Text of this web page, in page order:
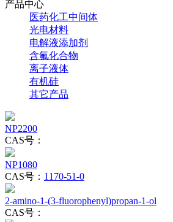
产品中心
医药化工中间体
光电材料
电解液添加剂
含氟化合物
离子液体
有机硅
其它产品
NP2200
CAS号：
NP1080
CAS号： 1170-51-0
2-amino-1-(3-fluorophenyl)propan-1-ol
CAS号：